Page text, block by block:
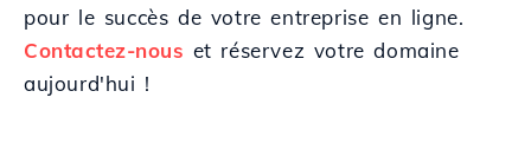
pour le succès de votre entreprise en ligne.
Contactez-nous et réservez votre domaine
aujourd'hui !